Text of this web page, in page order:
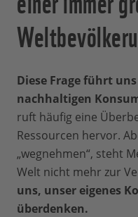
Diese Frage führt
nachhaltigen
ruft häufig eine
Ressourcen hervor.
„wegnehmen“, steht
Welt nicht mehr zur
uns, unser eigenes
überdenken.